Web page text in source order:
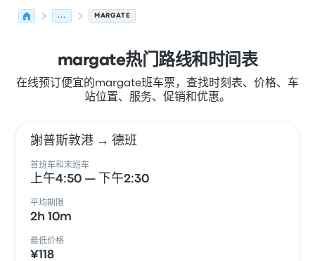
... MARGATE
margate热门路线和时间表
在线预订便宜的margate班车票，查找时刻表、价格、车
站位置、服务、促销和优惠。
謝普斯敦港 → 德班
首班车和末班车
上午4:50 — 下午2:30
平均期限
2h 10m
最低价格
¥118